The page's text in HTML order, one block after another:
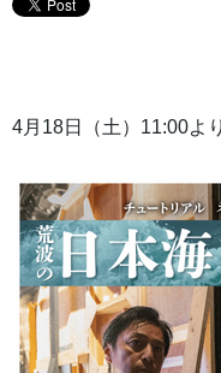
4月18日（土）11:00よ